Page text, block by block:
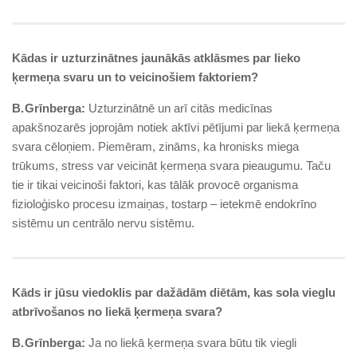
Kādas ir uzturzinātnes jaunākās atklāsmes par lieko
ķermeņa svaru un to veicinošiem faktoriem?
B. Grīnberga: Uzturzinātnē un arī citās medicīnas
apakšnozarēs joprojām notiek aktīvi pētījumi par liekā ķermeņa
svara cēloņiem. Piemēram, zināms, ka hronisks miega
trūkums, stress var veicināt ķermeņa svara pieaugumu. Taču
tie ir tikai veicinoši faktori, kas tālāk provocē organisma
fizioloģisko procesu izmaiņas, tostarp – ietekmē endokrīno
sistēmu un centrālo nervu sistēmu.
Kāds ir jūsu viedoklis par dažādām diētām, kas sola vieglu
atbrīvošanos no liekā ķermeņa svara?
B. Grīnberga: Ja no liekā ķermeņa svara būtu tik viegli